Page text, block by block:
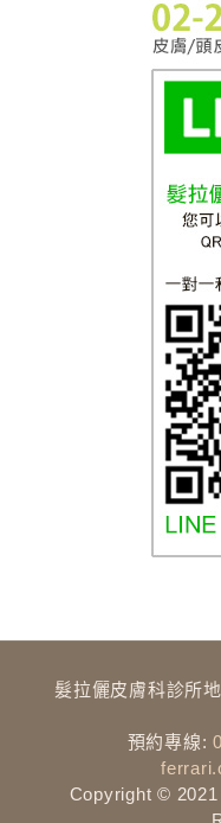
團隊介紹
診所環境
髮拉儷皮膚科診所
預約專線:
Copyright ©